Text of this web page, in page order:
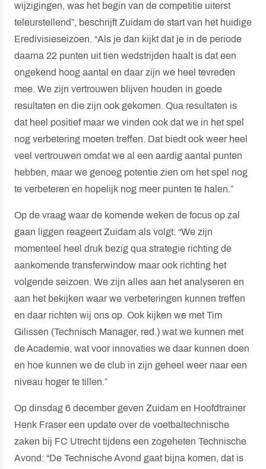
wijzigingen, was het begin van de competitie uiterst
teleurstellend”, beschrijft Zuidam de start van het huidige
Eredivisieseizoen. “Als je dan kijkt dat je in de periode
daarna 22 punten uit tien wedstrijden haalt is dat een
ongekend hoog aantal en daar zijn we heel tevreden
mee. We zijn vertrouwen blijven houden in goede
resultaten en die zijn ook gekomen. Qua resultaten is
dat heel positief maar we vinden ook dat we in het spel
nog verbetering moeten treffen. Dat biedt ook weer heel
veel vertrouwen omdat we al een aardig aantal punten
hebben, maar we genoeg potentie zien om het spel nog
te verbeteren en hopelijk nog meer punten te halen.”
Op de vraag waar de komende weken de focus op zal
gaan liggen reageert Zuidam als volgt: “We zijn
momenteel heel druk bezig qua strategie richting de
aankomende transferwindow maar ook richting het
volgende seizoen. We zijn alles aan het analyseren en
aan het bekijken waar we verbeteringen kunnen treffen
en daar richten wij ons op. Ook kijken we met Tim
Gilissen (Technisch Manager, red.) wat we kunnen met
de Academie, wat voor innovaties we daar kunnen doen
en hoe kunnen we de club in zijn geheel weer naar een
niveau hoger te tillen.”
Op dinsdag 6 december geven Zuidam en Hoofdtrainer
Henk Fraser een update over de voetbaltechnische
zaken bij FC Utrecht tijdens een zogeheten Technische
Avond: “De Technische Avond gaat bijna komen, dat is